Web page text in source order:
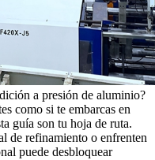
a presión de aluminio?
como si te embarcas en
guía son tu hoja de ruta.
de refinamiento o enfrenten
puede desbloquear